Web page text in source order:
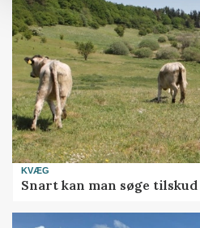
KVÆG
Snart kan man søge